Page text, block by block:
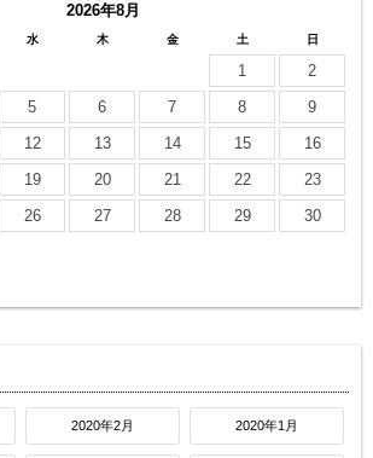
2026年8月
水 木 金 土 日
1
2
5 6 7 8
9
12 13 14 15
16
19 20 21 22
23
26 27 28 29
30
2020年2月 2020年1月